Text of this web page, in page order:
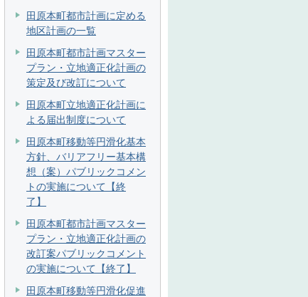
田原本町都市計画に定める
地区計画の一覧
田原本町都市計画マスター
プラン・立地適正化計画の
策定及び改訂について
田原本町立地適正化計画に
よる届出制度について
田原本町移動等円滑化基本
方針、バリアフリー基本構
想（案）パブリックコメン
トの実施について【終
了】
田原本町都市計画マスター
プラン・立地適正化計画の
改訂案パブリックコメント
の実施について【終了】
田原本町移動等円滑化促進